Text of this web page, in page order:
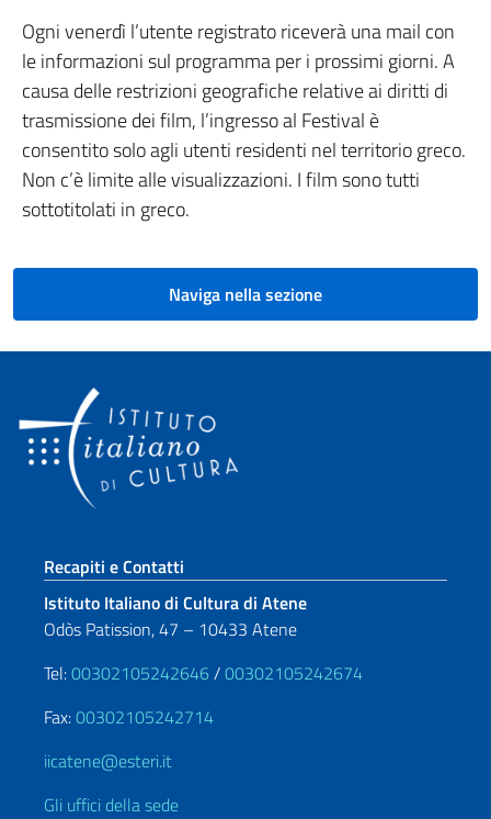
Ogni venerdì l’utente registrato riceverà una mail con
le informazioni sul programma per i prossimi giorni. A
causa delle restrizioni geografiche relative ai diritti di
trasmissione dei film, l’ingresso al Festival è
consentito solo agli utenti residenti nel territorio greco.
Non c’è limite alle visualizzazioni. I film sono tutti
sottotitolati in greco.
Naviga nella sezione
Sezione footer
Recapiti e Contatti
Istituto Italiano di Cultura di Atene
Odòs Patission, 47 – 10433 Atene
Tel:00302105242646 /00302105242674
Fax:00302105242714
iicatene@esteri.it
Gli uffici della sede